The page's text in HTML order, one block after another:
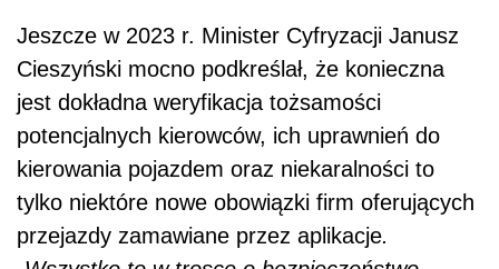
Jeszcze w 2023 r. Minister Cyfryzacji Janusz
Cieszyński mocno podkreślał, że konieczna
jest dokładna weryfikacja tożsamości
potencjalnych kierowców, ich uprawnień do
kierowania pojazdem oraz niekaralności to
tylko niektóre nowe obowiązki firm oferujących
przejazdy zamawiane przez aplikacje.